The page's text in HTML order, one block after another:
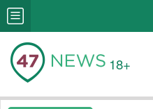
18+